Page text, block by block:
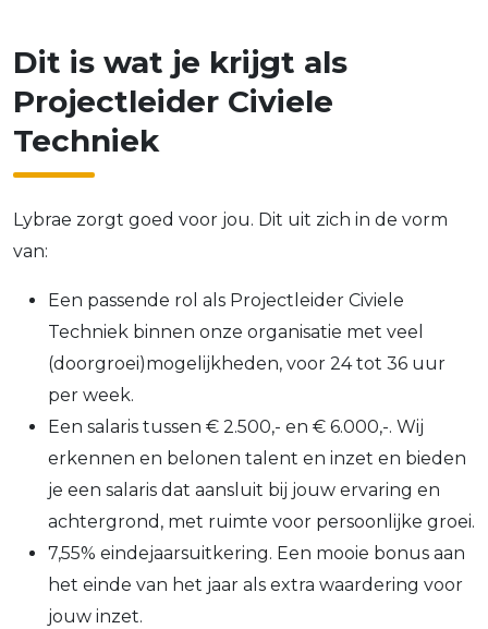
Dit is wat je krijgt als
Projectleider Civiele
Techniek
Lybrae zorgt goed voor jou. Dit uit zich in de vorm
van:
Een passende rol als Projectleider Civiele
Techniek binnen onze organisatie met veel
(doorgroei)mogelijkheden, voor 24 tot 36 uur
per week.
Een salaris tussen € 2.500,- en € 6.000,-. Wij
erkennen en belonen talent en inzet en bieden
je een salaris dat aansluit bij jouw ervaring en
achtergrond, met ruimte voor persoonlijke groei.
7,55% eindejaarsuitkering. Een mooie bonus aan
het einde van het jaar als extra waardering voor
jouw inzet.